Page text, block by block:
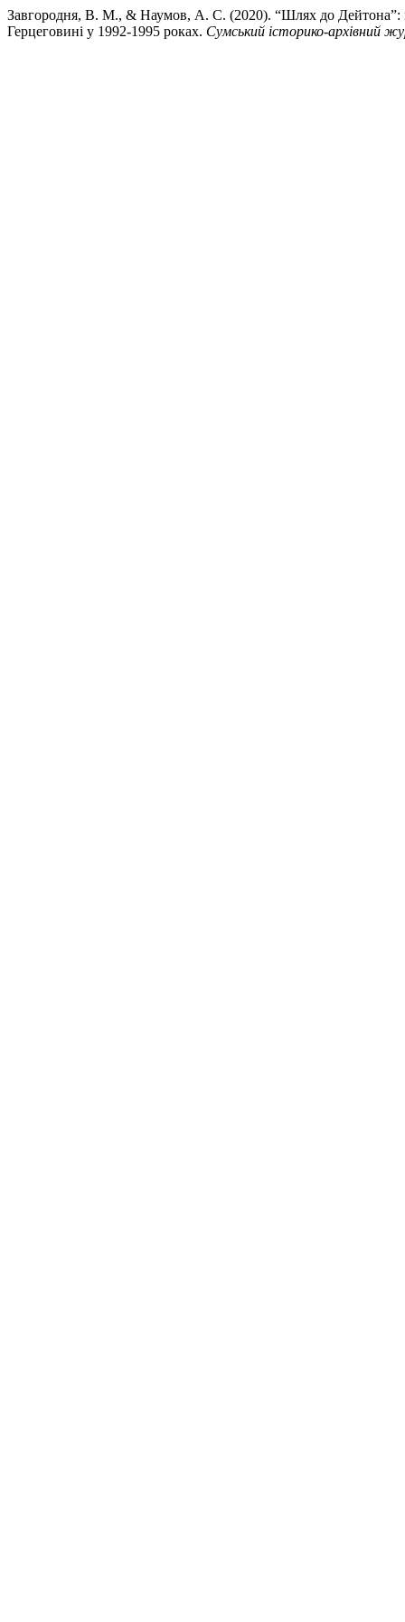
Завгородня, В. М., & Наумов, А. С. (2020). “Шлях до Дейтона”:
Герцеговині у 1992-1995 роках. Сумський історико-архівний